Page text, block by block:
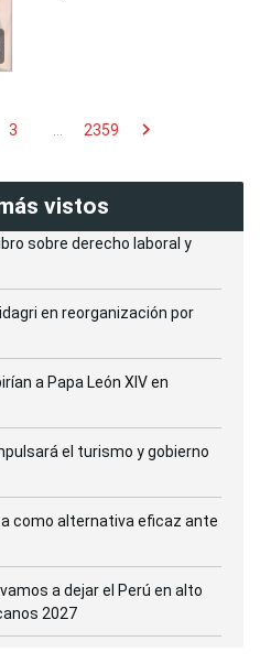
3 ... 2359 chevron_right
vistos
sobre derecho laboral y
en reorganización por
a Papa León XIV en
el turismo y gobierno
como alternativa eficaz ante
a dejar el Perú en alto
2027